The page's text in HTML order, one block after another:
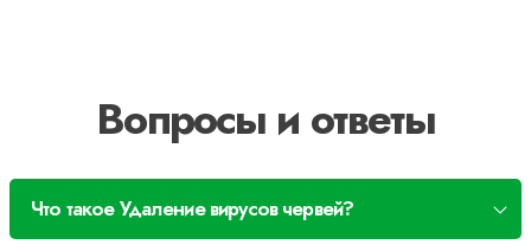
Вопросы и ответы
Что такое Удаление вирусов червей?